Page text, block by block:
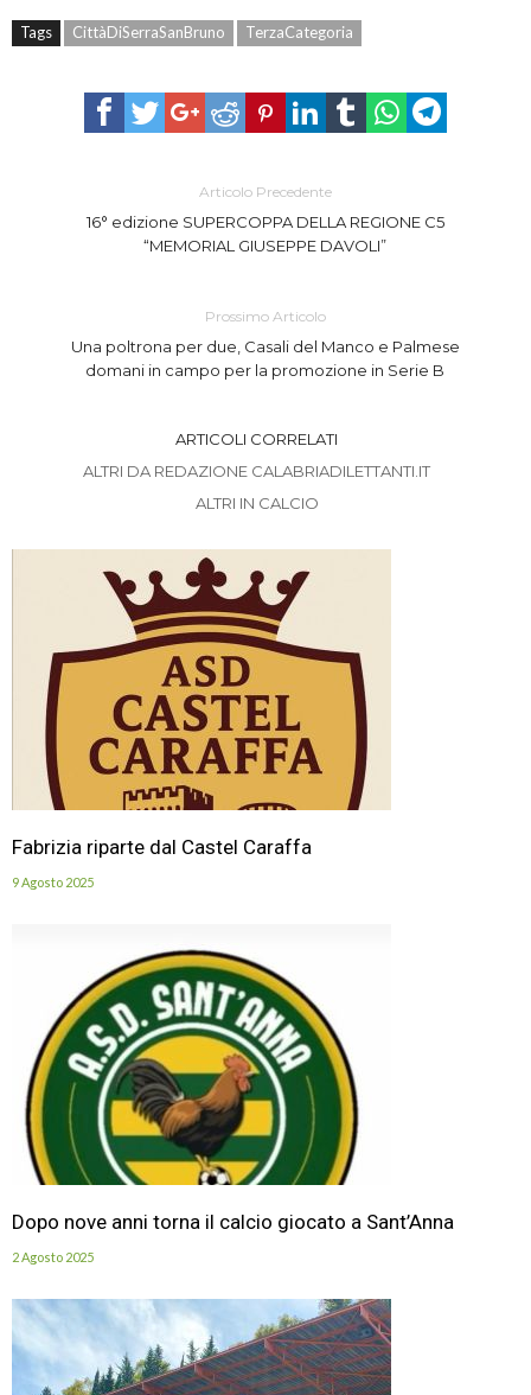
Tags CittàDiSerraSanBruno TerzaCategoria
Articolo Precedente
16° edizione SUPERCOPPA DELLA REGIONE C5
“MEMORIAL GIUSEPPE DAVOLI”
Prossimo Articolo
Una poltrona per due, Casali del Manco e Palmese
domani in campo per la promozione in Serie B
ARTICOLI CORRELATI
ALTRI DA REDAZIONE CALABRIADILETTANTI.IT
ALTRI IN CALCIO
Fabrizia riparte dal Castel Caraffa
9 Agosto 2025
Dopo nove anni torna il calcio giocato a Sant’Anna
2 Agosto 2025